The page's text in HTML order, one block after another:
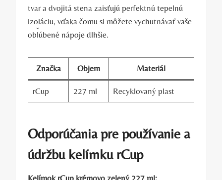
tvar a dvojitá stena zaisťujú perfektnú tepelnú
izoláciu, vďaka čomu si môžete vychutnávať vaše
obľúbené nápoje dlhšie.
Značka Objem Materiál
rCup 227 ml Recyklovaný plast
Odporúčania pre používanie a
údržbu kelímku rCup
Kelímok rCup krémovo zelený 227 ml: